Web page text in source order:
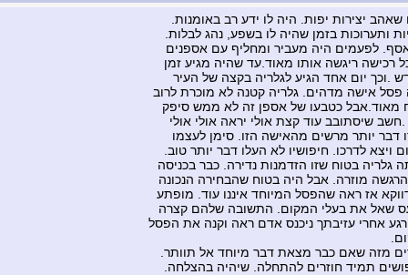
יצירות יפות. היה לו ידע רב באומנות.
ותערוכות בזמן שהיה לו בשפע, נהג לבלות.
אסף. לפעמים היה מעביר ומחליף עם אספנים
רכישה ריגשה אותו מאוד.עד שהיה מגיע זמן
.וכך יום אחד הגיע לגלריה בקצה של העיר
פסל אישה מדהים. גלריה קטנה לא מוכרת לרוב
מאוד.אבל כטבעו של אספן זה לא ממש סיפק
.חשב שיסתובב עוד קצת אולי יראה אולי אולי
דבר יותר מרשים מהאישה הזו. סימן לעצמו
ויצא לדרכו. חיפושיו לא העלו דבר יותר טוב.
גלריה בטוח שזו הזדמנות נדירה. כבר בכניסה
מוזרה. אבל היה בטוח שהבחירה הנכונה
אז ראה שהפסל המיוחד איננו עוד. מופתע
שאל את בעלי המקום. התשובה שלהם קצרה
רגע אחרי עזיבתך ניכנס אדם ראה וקנה את הפסל
מזה שאם כבר מצאת דבר מיוחד אל תוותר.
תמיד חוזרים להתחלה. שיהיה בהצלחה.